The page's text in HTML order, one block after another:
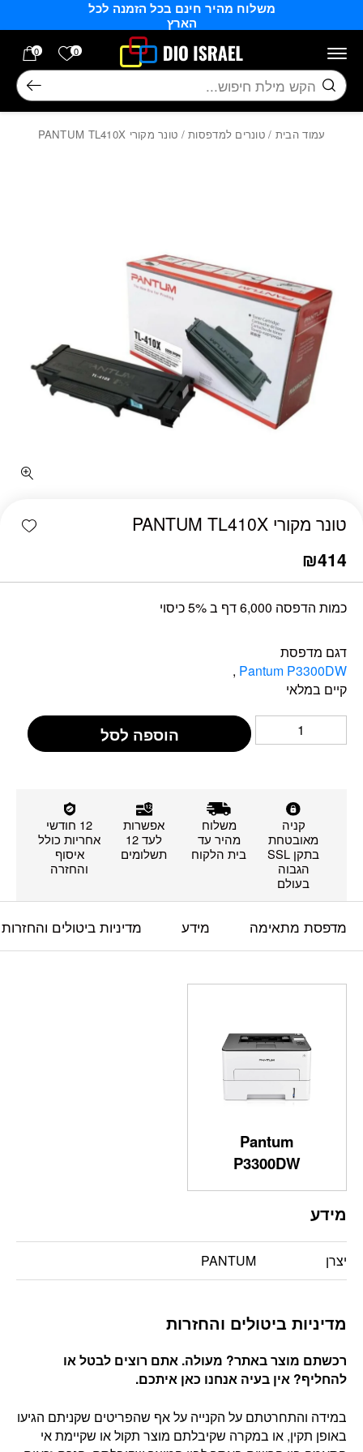
משלוח מהיר חינם בכל הזמנה לכל
הארץ
0 הרשימה
0
חיפוש
עמוד הבית / טונרים למדפסות/ טונר מקורי PANTUM TL410X
טונר מקורי PANTUM TL410X
₪414
כמות הדפסה 6,000 דף ב 5% כיסוי
דגם מדפסת
Pantum P3300DW
,
קיים במלאי
הוספה לסל
קניה
מאובטחת
בתקן SSL
הגבוה
בעולם
משלוח
מהיר עד
בית הלקוח
אפשרות
לעד 12
תשלומים
12 חודשי
אחריות כולל
איסוף
והחזרה
מדפסת מתאימה מידע מדיניות ביטולים והחזרות
Pantum
P3300DW
מידע
יצרן PANTUM
מדיניות ביטולים והחזרות
רכשתם מוצר באתר? מעולה. אתם רוצים לבטל או
להחליף? אין בעיה אנחנו כאן איתכם.
במידה והתחרטתם על הקנייה על אף שהפריטים שקניתם הגיעו
באופן תקין, או במקרה שקיבלתם מוצר תקול או שקיימת אי